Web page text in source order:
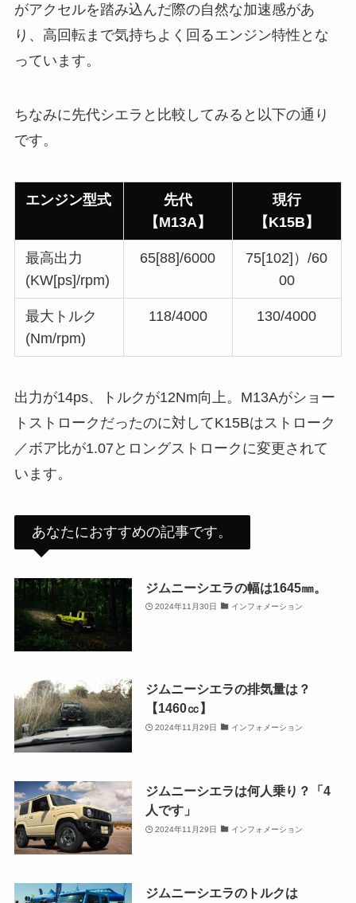
がアクセルを踏み込んだ際の自然な加速感があ
り、高回転まで気持ちよく回るエンジン特性とな
っています。
ちなみに先代シエラと比較してみると以下の通り
です。
エンジン型式
先代
【M13A】
現行
【K15B】
最高出力
(KW[ps]/rpm)
65[88]/6000
75[102]）/60
00
最大トルク
(Nm/rpm)
118/4000 130/4000
出力が14ps、トルクが12Nm向上。M13Aがショー
トストロークだったのに対してK15Bはストローク
／ボア比が1.07とロングストロークに変更されて
います。
あなたにおすすめの記事です。
ジムニーシエラの幅は1645㎜。
2024年11月30日 インフォメーション
ジムニーシエラの排気量は？
【1460㏄】
2024年11月29日 インフォメーション
ジムニーシエラは何人乗り？「4
人です」
2024年11月29日 インフォメーション
ジムニーシエラのトルクは